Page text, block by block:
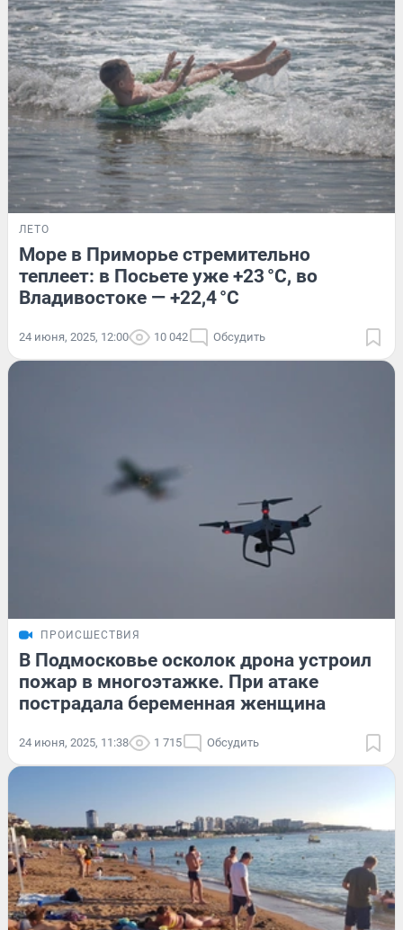
ЛЕТО
Море в Приморье стремительно
теплеет: в Посьете уже +23 °C, во
Владивостоке — +22,4 °C
24 июня, 2025, 12:00 10 042 Обсудить
ПРОИСШЕСТВИЯ
В Подмосковье осколок дрона устроил
пожар в многоэтажке. При атаке
пострадала беременная женщина
24 июня, 2025, 11:38 1 715 Обсудить